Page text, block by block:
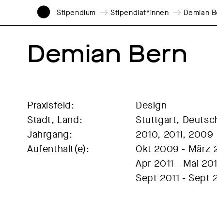
Stipendium Stipendiat*innen Demian
Demian Bern
Praxisfeld:
Design
Stadt, Land:
Stuttgart,
Jahrgang:
2010, 2011, 2009
Aufenthalt(e):
Okt 2009 - März
Apr 2011 - Mai
Sept 2011 - Sept